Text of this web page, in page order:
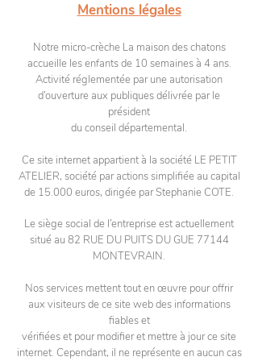
Mentions légales
Notre micro-crèche La maison des chatons
accueille les enfants de 10 semaines à 4 ans.
Activité réglementée par une autorisation
d’ouverture aux publiques délivrée par le
président
du conseil départemental.
Ce site internet appartient à la société LE PETIT
ATELIER, société par actions simplifiée au capital
de 15.000 euros, dirigée par Stephanie COTE.
Le siège social de l’entreprise est actuellement
situé au 82 RUE DU PUITS DU GUE 77144
MONTEVRAIN.
Nos services mettent tout en œuvre pour offrir
aux visiteurs de ce site web des informations
fiables et
vérifiées et pour modifier et mettre à jour ce site
internet. Cependant, il ne représente en aucun cas